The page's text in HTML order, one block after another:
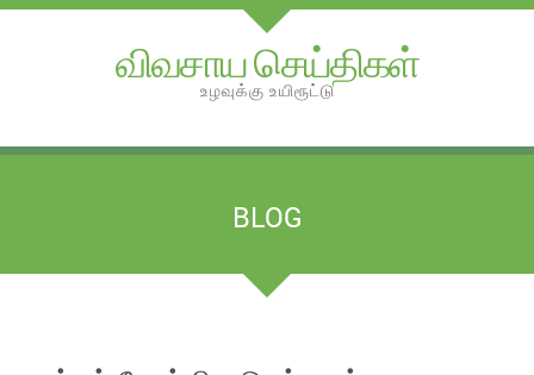
விவசாய செய்திகள்
உழவுக்கு உயிரூட்டு
BLOG